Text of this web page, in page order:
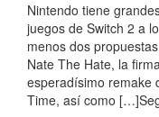
Nintendo tiene
juegos de Switch 2 a
menos dos
Nate The Hate, la
esperadísimo remake
Time, así como